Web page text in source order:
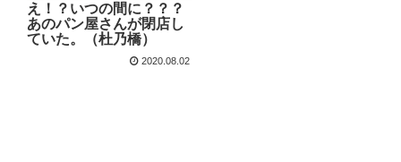
え！？いつの間に？？？
あのパン屋さんが閉店し
ていた。（杜乃橋）
2020.08.02